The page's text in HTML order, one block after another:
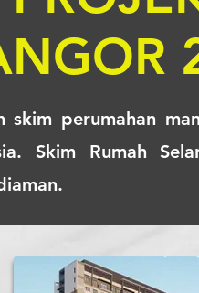
skim perumahan
Skim Rumah